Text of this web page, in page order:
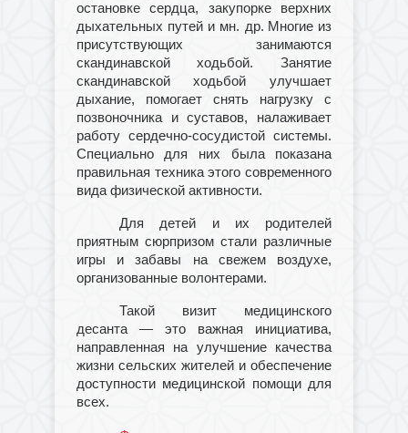
остановкесердца, закупоркеверхних
дыхательных путей и мн. др. Многие из
присутствующих занимаются
скандинавской ходьбой. Занятие
скандинавской ходьбой улучшает
дыхание, помогает снять нагрузку с
позвоночника и суставов, налаживает
работу сердечно-сосудистой системы.
Специально для них была показана
правильная техника этого современного
вида физической активности.
Для детей и их родителей
приятным сюрпризом стали различные
игры и забавы на свежем воздухе,
организованные волонтерами.
Такой визит медицинского
десанта — это важная инициатива,
направленная на улучшение качества
жизни сельских жителей и обеспечение
доступности медицинской помощи для
всех.